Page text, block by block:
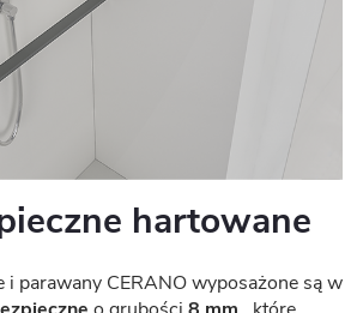
hartowane
i parawany CERANO wyposażone są w